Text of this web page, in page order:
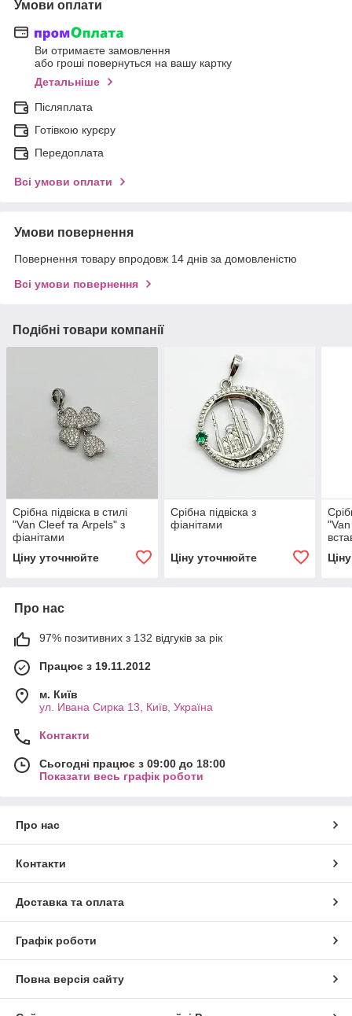
Умови оплати
Ви отримаєте замовлення
або гроші повернуться на вашу картку
Детальніше
Післяплата
Готівкою курєру
Передоплата
Всі умови оплати
Умови повернення
Повернення товару впродовж 14 днів за домовленістю
Всі умови повернення
Подібні товари компанії
Срібна підвіска в стилі
"Van Cleef та Arpels" з
фіанітами
Ціну уточнюйте
Срібна підвіска з
фіанітами
Ціну уточнюйте
Про нас
97% позитивних з 132 відгуків за рік
Працює з 19.11.2012
м. Київ
ул. Ивана Сирка 13, Київ, Україна
Контакти
Сьогодні працює з 09:00 до 18:00
Показати весь графік роботи
Про нас
Контакти
Доставка та оплата
Графік роботи
Повна версія сайту